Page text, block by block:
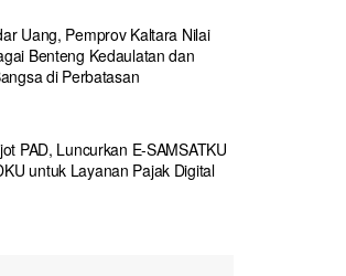
Uang, Pemprov Kaltara Nilai
Benteng Kedaulatan dan
di Perbatasan
PAD, Luncurkan E-SAMSATKU
untuk Layanan Pajak Digital